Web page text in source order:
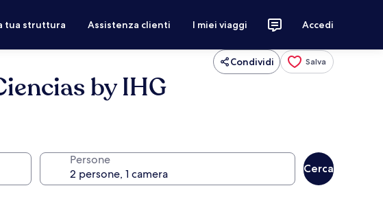
tua struttura Assistenza clienti I miei viaggi Accedi
Condividi Salva
by IHG
Persone
Cerca